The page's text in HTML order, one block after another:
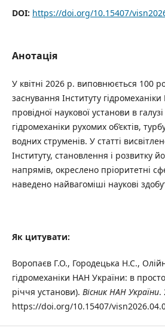
DOI: https://doi.org/10.15407/
Анотація
У квітні 2026 р. виповнюється 100
заснування Інституту
провідної наукової установи в
гідромеханіки рухомих об’єктів,
водних струменів. У статті
Інституту, становлення і розвитку
напрямів, окреслено пріоритетні
наведено найвагоміші наукові
Як цитувати:
Воропаєв Г.О., Городецька Н.С.,
гідромеханіки НАН України: в
річчя установи). Вісник НАН України.
https://doi.org/10.15407/